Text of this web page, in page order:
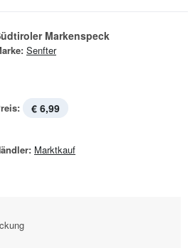
Markenspeck
Senfter
€ 6,99
Marktkauf